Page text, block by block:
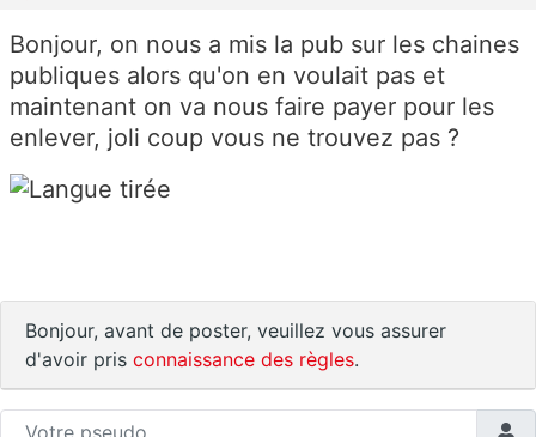
Bonjour, on nous a mis la pub sur les chaines
publiques alors qu'on en voulait pas et
maintenant on va nous faire payer pour les
enlever, joli coup vous ne trouvez pas ?
Bonjour, avant de poster, veuillez vous assurer
d'avoir pris connaissance des règles.